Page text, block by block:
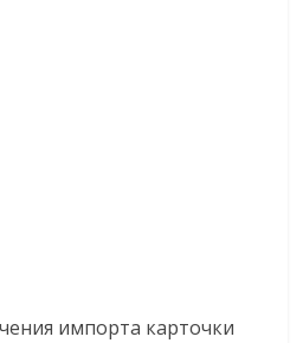
импорта карточки